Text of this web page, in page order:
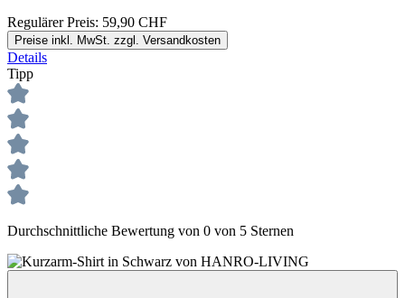
Regulärer Preis: 59,90 CHF
Preise inkl. MwSt. zzgl. Versandkosten
Details
Tipp
Durchschnittliche Bewertung von 0 von 5 Sternen